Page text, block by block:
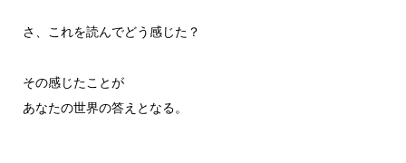
さ、これを読んでどう感じた？
その感じたことが
あなたの世界の答えとなる。